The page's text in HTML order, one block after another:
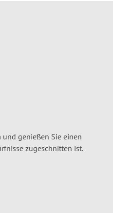
genießen Sie einen
zugeschnitten ist.